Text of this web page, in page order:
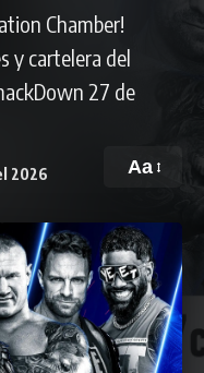
Chamber!
y cartelera del
27 de
2026 Aa